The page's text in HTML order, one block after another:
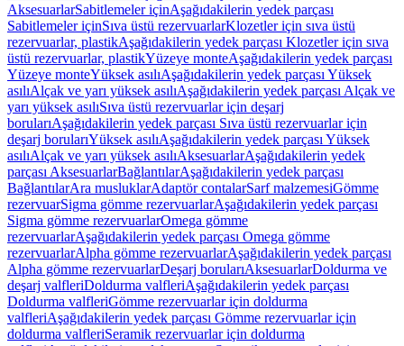
AksesuarlarSabitlemeler içinAşağıdakilerin yedek parçası
Sabitlemeler içinSıva üstü rezervuarlarKlozetler için sıva üstü
rezervuarlar, plastikAşağıdakilerin yedek parçası Klozetler için sıva
üstü rezervuarlar, plastikYüzeye monteAşağıdakilerin yedek parçası
Yüzeye monteYüksek asılıAşağıdakilerin yedek parçası Yüksek
asılıAlçak ve yarı yüksek asılıAşağıdakilerin yedek parçası Alçak ve
yarı yüksek asılıSıva üstü rezervuarlar için deşarj
borularıAşağıdakilerin yedek parçası Sıva üstü rezervuarlar için
deşarj borularıYüksek asılıAşağıdakilerin yedek parçası Yüksek
asılıAlçak ve yarı yüksek asılıAksesuarlarAşağıdakilerin yedek
parçası AksesuarlarBağlantılarAşağıdakilerin yedek parçası
BağlantılarAra musluklarAdaptör contalarSarf malzemesiGömme
rezervuarSigma gömme rezervuarlarAşağıdakilerin yedek parçası
Sigma gömme rezervuarlarOmega gömme
rezervuarlarAşağıdakilerin yedek parçası Omega gömme
rezervuarlarAlpha gömme rezervuarlarAşağıdakilerin yedek parçası
Alpha gömme rezervuarlarDeşarj borularıAksesuarlarDoldurma ve
deşarj valfleriDoldurma valfleriAşağıdakilerin yedek parçası
Doldurma valfleriGömme rezervuarlar için doldurma
valfleriAşağıdakilerin yedek parçası Gömme rezervuarlar için
doldurma valfleriSeramik rezervuarlar için doldurma